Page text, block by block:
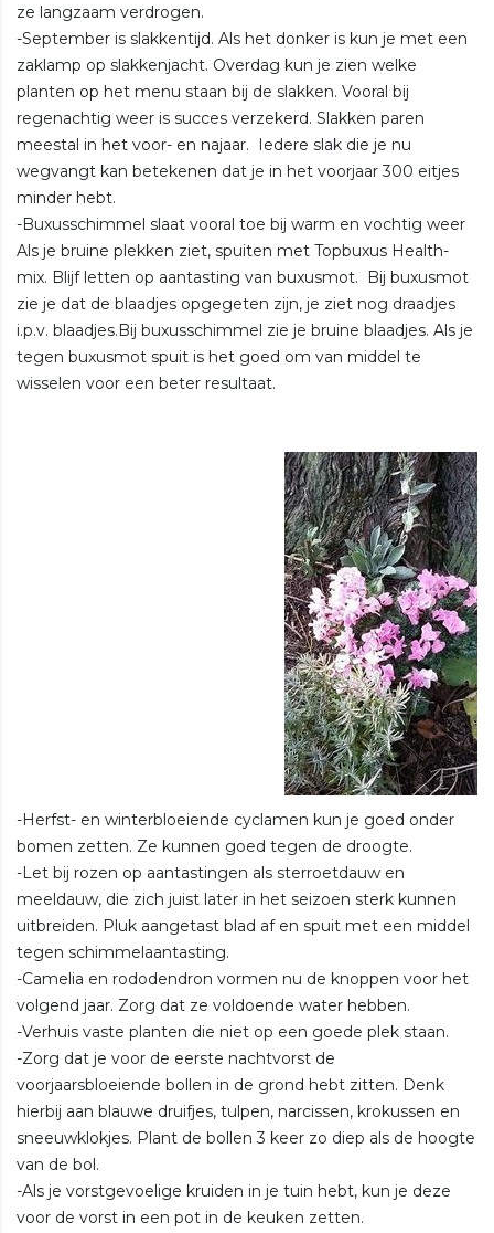
ze langzaam verdrogen.
-September is slakkentijd. Als het donker is kun je met een
zaklamp op slakkenjacht. Overdag kun je zien welke
planten op het menu staan bij de slakken. Vooral bij
regenachtig weer is succes verzekerd. Slakken paren
meestal in het voor- en najaar. Iedere slak die je nu
wegvangt kan betekenen dat je in het voorjaar 300 eitjes
minder hebt.
-Buxusschimmel slaat vooral toe bij warm en vochtig weer
Als je bruine plekken ziet, spuiten met Topbuxus Health-
mix. Blijf letten op aantasting van buxusmot. Bij buxusmot
zie je dat de blaadjes opgegeten zijn, je ziet nog draadjes
i.p.v. blaadjes.Bij buxusschimmel zie je bruine blaadjes. Als je
tegen buxusmot spuit is het goed om van middel te
wisselen voor een beter resultaat.
-Herfst- en winterbloeiende cyclamen kun je goed onder
bomen zetten. Ze kunnen goed tegen de droogte.
-Let bij rozen op aantastingen als sterroetdauw en
meeldauw, die zich juist later in het seizoen sterk kunnen
uitbreiden. Pluk aangetast blad af en spuit met een middel
tegen schimmelaantasting.
-Camelia en rododendron vormen nu de knoppen voor het
volgend jaar. Zorg dat ze voldoende water hebben.
-Verhuis vaste planten die niet op een goede plek staan.
-Zorg dat je voor de eerste nachtvorst de
voorjaarsbloeiende bollen in de grond hebt zitten. Denk
hierbij aan blauwe druifjes, tulpen, narcissen, krokussen en
sneeuwklokjes. Plant de bollen 3 keer zo diep als de hoogte
van de bol.
-Als je vorstgevoelige kruiden in je tuin hebt, kun je deze
voor de vorst in een pot in de keuken zetten.